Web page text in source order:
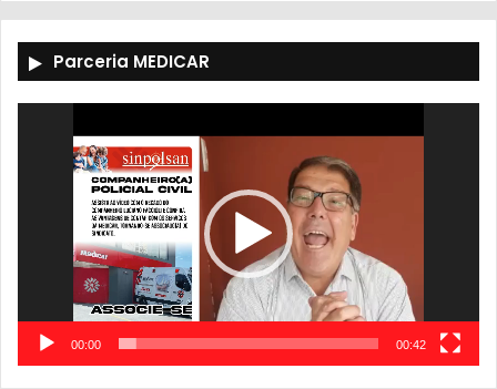
Parceria MEDICAR
00:00 00:42